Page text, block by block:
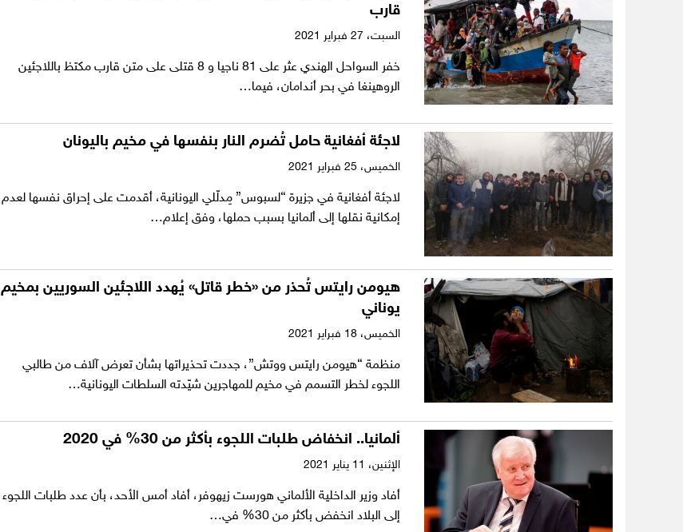
قارب
السبت،
خفر السواحل الهندي عثر على 81 ناجيا و 8 قتلى على متن قارب مكتظ باللاجئين
الروهينغا في بحر أندامان، فيما…
لاجئة أفغانية حامل تُضرم النار بنفسها في مخيم باليونان
الخميس،
لاجئة أفغانية في جزيرة “لسبوس” مِدلّلي اليونانية، أقدمت على إحراق نفسها لعدم
إمكانية نقلها إلى ألمانيا بسبب حملها، وفق إعلام…
هيومن رايتس تُحذر من «خطر قاتل» يُهدد اللاجئين السوريين بمخيم
يوناني
الخميس،
منظمة “هيومن رايتس ووتش”، جددت تحذيراتها بشأن تعرض آلاف من طالبي
اللجوء لخطر التسمم في مخيم للمهاجرين شيّدته السلطات اليونانية…
ألمانيا.. انخفاض طلبات اللجوء بأكثر من 30% في 2020
الإثنين،
أفاد وزير الداخلية الألماني هورست زيهوفر، أفاد أمس الأحد، بأن عدد طلبات اللجوء
إلى البلاد انخفض بأكثر من 30% في…